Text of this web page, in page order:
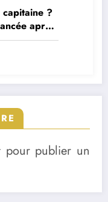
capitaine ?
après
pour publier un